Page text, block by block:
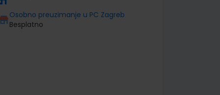
Osobno preuzimanje u PC Zagreb
Besplatno